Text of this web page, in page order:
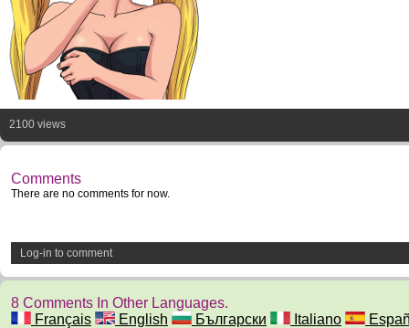
2100 views
Comments
There are no comments for now.
Log-in to comment
8 Comments In Other Languages.
Français
English Български Italiano